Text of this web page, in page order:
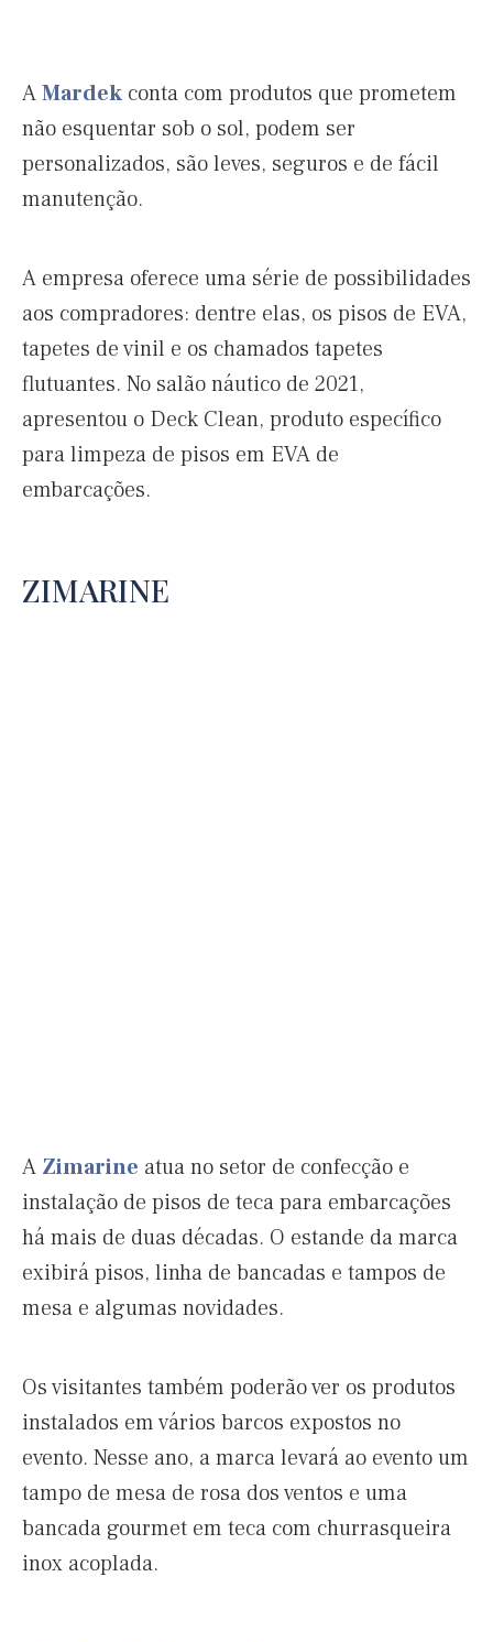
AMardek conta com produtos que prometem
não esquentar sob o sol, podem ser
personalizados, são leves, seguros e de fácil
manutenção.
A empresa oferece uma série de possibilidades
aos compradores: dentre elas, os pisos de EVA,
tapetes de vinil e os chamados tapetes
flutuantes. No salão náutico de 2021,
apresentou o Deck Clean, produto específico
para limpeza de pisos em EVA de
embarcações.
ZIMARINE
A Zimarine atua no setor de confecção e
instalação de pisos de teca para embarcações
há mais de duas décadas. O estande da marca
exibirá pisos, linha de bancadas e tampos de
mesa e algumas novidades.
Os visitantes também poderão ver os produtos
instalados em vários barcos expostos no
evento. Nesse ano, a marca levará ao evento um
tampo de mesa de rosa dos ventos e uma
bancada gourmet em teca com churrasqueira
inox acoplada.